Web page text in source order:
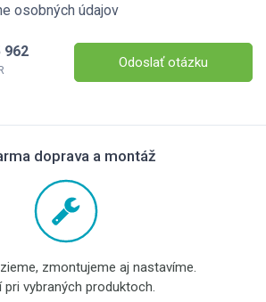
osobných údajov
962
Odoslať otázku
doprava a montáž
zmontujeme aj nastavíme.
pri vybraných produktoch.